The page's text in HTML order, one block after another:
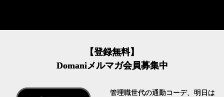
【登録無料】
Domaniメルマガ会員募集中
管理職世代の通勤コーデ、明日は